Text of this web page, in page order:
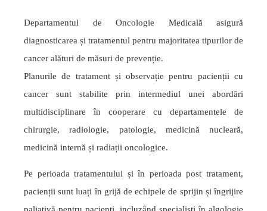
Departamentul de Oncologie Medicală asigură
diagnosticarea și tratamentul pentru majoritatea tipurilor de
cancer alături de măsuri de prevenție.
Planurile de tratament și observație pentru pacienții cu
cancer sunt stabilite prin intermediul unei abordări
multidisciplinare în cooperare cu departamentele de
chirurgie, radiologie, patologie, medicină nucleară,
medicină internă și radiații oncologice.
Pe perioada tratamentului și în perioada post tratament,
pacienții sunt luați în grijă de echipele de sprijin și îngrijire